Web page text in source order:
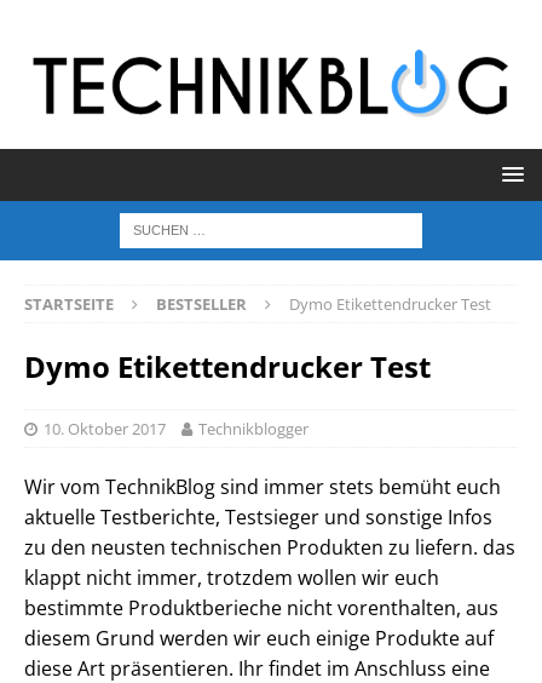
STARTSEITE BESTSELLER Dymo Etikettendrucker Test
Dymo Etikettendrucker Test
10. Oktober 2017 Technikblogger
Wir vom TechnikBlog sind immer stets bemüht euch
aktuelle Testberichte, Testsieger und sonstige Infos
zu den neusten technischen Produkten zu liefern. das
klappt nicht immer, trotzdem wollen wir euch
bestimmte Produktberieche nicht vorenthalten, aus
diesem Grund werden wir euch einige Produkte auf
diese Art präsentieren. Ihr findet im Anschluss eine